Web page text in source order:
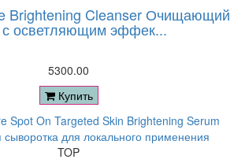
Brightening Cleanser Очищающий
с осветляющим эффек...
5300.00
Купить
TOP